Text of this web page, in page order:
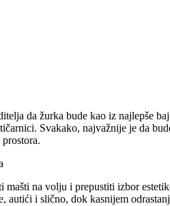
da žurka bude kao iz najlepše
Svakako, najvažnije je da
na volju i prepustiti izbor
i slično, dok kasnijem